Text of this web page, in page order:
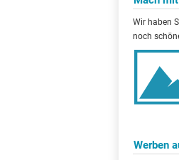
Wir haben
noch
Werben